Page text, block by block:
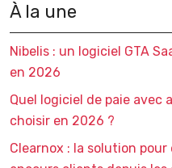
À la une
Nibelis : un logiciel GTA
en 2026
Quel logiciel de paie avec
choisir en 2026 ?
Clearnox : la solution